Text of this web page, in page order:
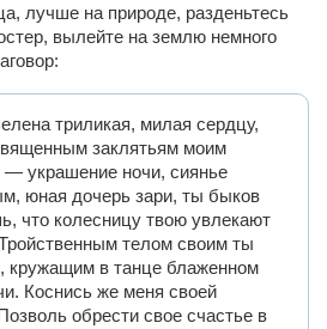
лучше на природе, разденьтесь
вылейте на землю немного
триликая, милая сердцу,
заклятьям моим
— украшение ночи, сиянье
юная дочерь зари, ты быков
что колесницу твою увлекают
телом своим ты
кружащим в танце блаженном
Коснись же меня своей
обрести свое счастье в